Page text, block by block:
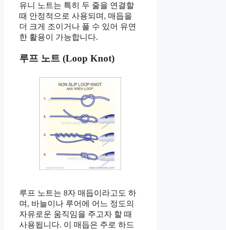
유니 노트는 특히 두 줄을 연결할
때 안정적으로 사용되며, 매듭을
더 크게 조이거나 풀 수 있어 유연
한 활용이 가능합니다.
루프 노트 (Loop Knot)
루프 노트는 8자 매듭이라고도 하
며, 바늘이나 루어에 어느 정도의
자유로운 움직임을 주고자 할 때
사용됩니다. 이 매듭은 주로 하드